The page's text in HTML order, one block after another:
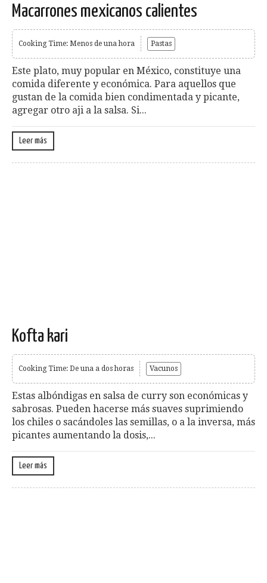
Macarrones mexicanos calientes
Cooking Time: Menos de una hora Pastas
Este plato, muy popular en México, constituye una
comida diferente y económica. Para aquellos que
gustan de la comida bien condimentada y picante,
agregar otro aji a la salsa. Si...
Leer más
Kofta kari
Cooking Time: De una a dos horas Vacunos
Estas albóndigas en salsa de curry son económicas y
sabrosas. Pueden hacerse más suaves suprimiendo
los chiles o sacándoles las semillas, o a la inversa, más
picantes aumentando la dosis,...
Leer más